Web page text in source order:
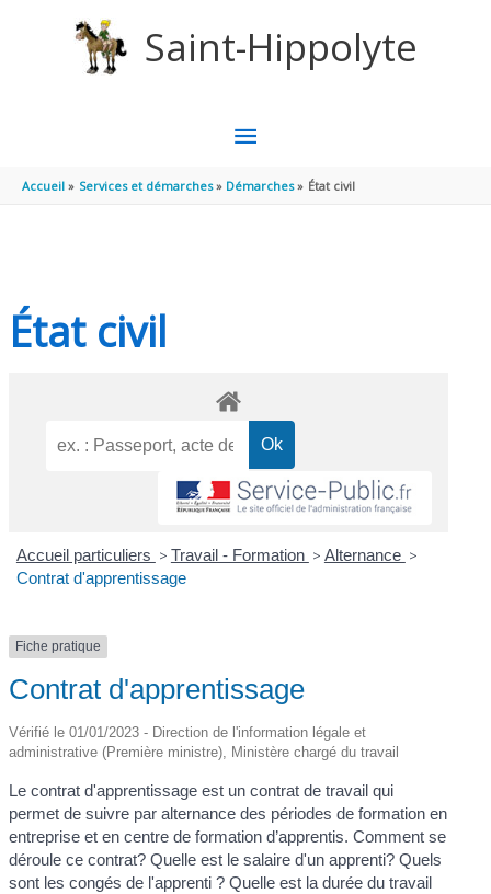
Saint-Hippolyte
MENU
PRINCIPAL
Accueil Services et démarches Démarches État civil
État civil
Accueil particuliers > Travail - Formation > Alternance >
Contrat d'apprentissage
Fiche pratique
Contrat d'apprentissage
Vérifié le 01/01/2023 - Direction de l'information légale et
administrative (Première ministre), Ministère chargé du travail
Le contrat d'apprentissage est un contrat de travail qui
permet de suivre par alternance des périodes de formation en
entreprise et en centre de formation d’apprentis. Comment se
déroule ce contrat? Quelle est le salaire d'un apprenti? Quels
sont les congés de l'apprenti ? Quelle est la durée du travail